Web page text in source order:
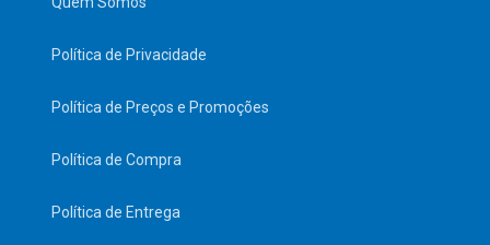
Política de Privacidade
Política de Preços e Promoções
Política de Compra
Política de Entrega